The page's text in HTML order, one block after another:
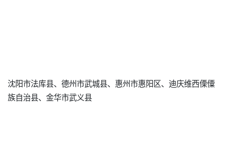
沈阳市法库县、德州市武城县、惠州市惠阳区、迪庆维西傈僳
族自治县、金华市武义县